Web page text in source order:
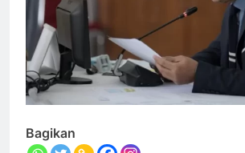
Bagikan